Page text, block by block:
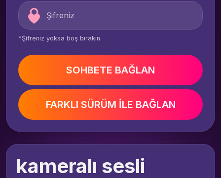
*Şifreniz yoksa boş bırakın.
SOHBETE BAĞLAN
FARKLI SÜRÜM İLE BAĞLAN
kameralı sesli